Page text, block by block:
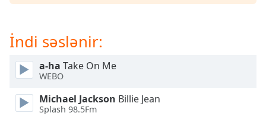
Audio
Picture-
in-
Fullscreen
This
İndi səslənir:
a-ha Take On Me
WEBO
Michael Jackson Billie Jean
Splash 98.5Fm